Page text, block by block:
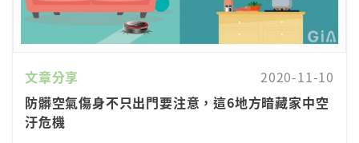
文章分享
2020-11-10
防髒空氣傷身不只出門要注意，這6地方暗藏家中空
汙危機